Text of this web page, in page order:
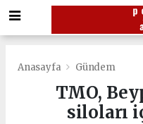
Anasayfa Gündem
TMO,
siloları